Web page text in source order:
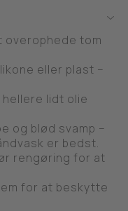
overophede tom
eller plast –
lidt olie
og blød svamp –
er bedst.
rengøring for at
for at beskytte